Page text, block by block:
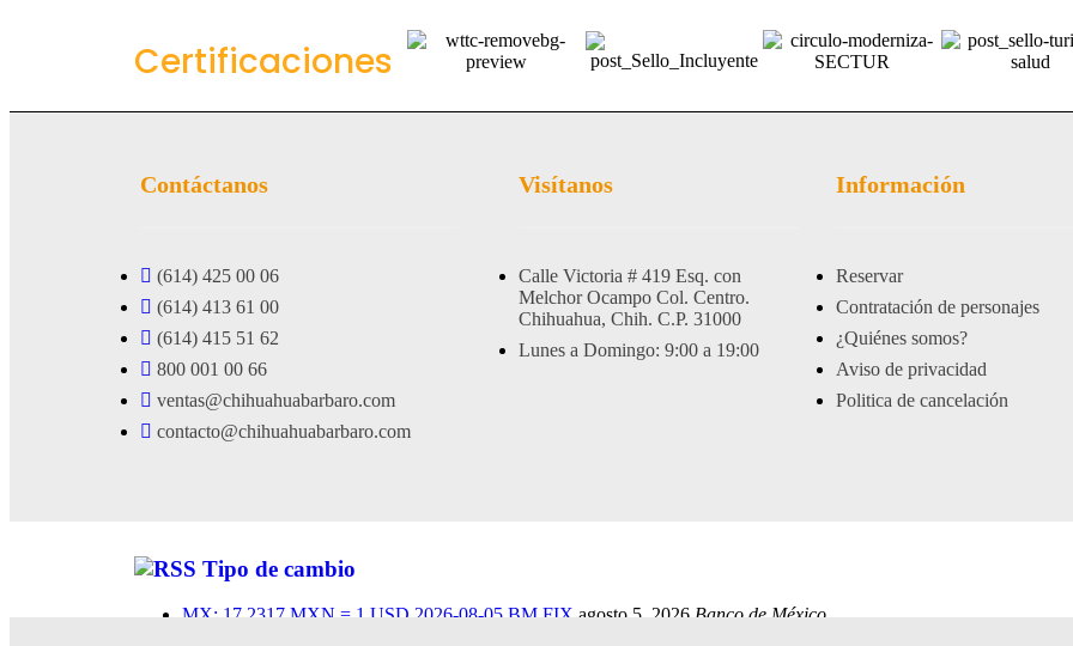
Certificaciones
Contáctanos
(614) 425 00 06
(614) 413 61 00
(614) 415 51 62
800 001 00 66
ventas@chihuahuabarbaro.com
contacto@chihuahuabarbaro.com
Visítanos
Calle Victoria # 419 Esq. con
Melchor Ocampo Col. Centro.
Chihuahua, Chih. C.P. 31000
Lunes a Domingo: 9:00 a 19:00
Información
Reservar
Contratación de personajes
¿Quiénes somos?
Aviso de privacidad
Politica de cancelación
Tipo de cambio
MX: 17.2317 MXN = 1 USD 2026-08-05 BM FIX agosto 5, 2026 Banco de México